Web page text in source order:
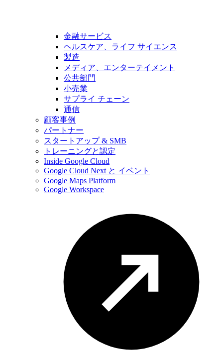
金融サービス
ヘルスケア、ライフ サイエンス
製造
メディア、エンターテイメント
公共部門
小売業
サプライ チェーン
通信
顧客事例
パートナー
スタートアップ & SMB
トレーニングと認定
Inside Google Cloud
Google Cloud Next と イベント
Google Maps Platform
Google Workspace